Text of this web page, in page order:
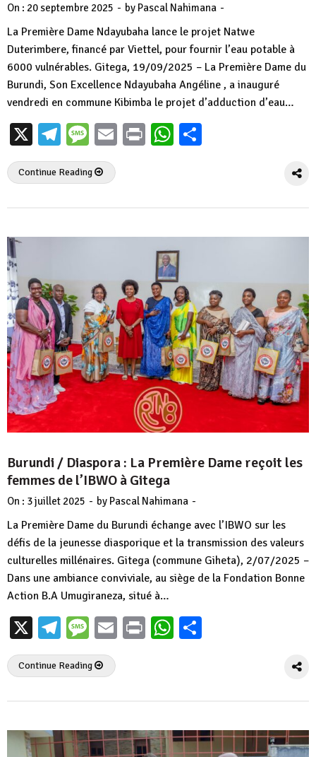
On : 20 septembre 2025 - by Pascal Nahimana -
La Première Dame Ndayubaha lance le projet Natwe
Duterimbere, financé par Viettel, pour fournir l’eau potable à
6000 vulnérables. Gitega, 19/09/2025 – La Première Dame du
Burundi, Son Excellence Ndayubaha Angéline , a inauguré
vendredi en commune Kibimba le projet d’adduction d’eau…
X Telegram
Message
EmailPrintWhatsApp
Continue Reading
Burundi / Diaspora : La Première Dame reçoit les
femmes de l’IBWO à Gitega
On : 3 juillet 2025 - by Pascal Nahimana -
La Première Dame du Burundi échange avec l’IBWO sur les
défis de la jeunesse diasporique et la transmission des valeurs
culturelles millénaires. Gitega (commune Giheta), 2/07/2025 –
Dans une ambiance conviviale, au siège de la Fondation Bonne
Action B.A Umugiraneza, situé à…
X Telegram
Message
EmailPrintWhatsApp
Continue Reading